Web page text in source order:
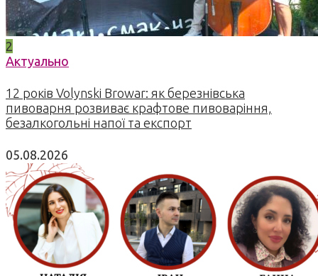
2
Актуально
12 років Volynski Browar: як березнівська
пивоварня розвиває крафтове пивоваріння,
безалкогольні напої та експорт
05.08.2026